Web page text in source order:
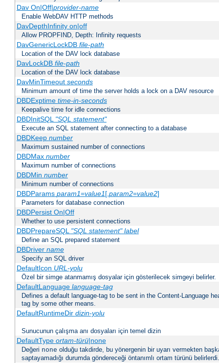
Dav On|Off|provider-name
Enable WebDAV HTTP methods
DavDepthInfinity on|off
Allow PROPFIND, Depth: Infinity requests
DavGenericLockDB file-path
Location of the DAV lock database
DavLockDB file-path
Location of the DAV lock database
DavMinTimeout seconds
Minimum amount of time the server holds a lock on a DAV resource
DBDExptime time-in-seconds
Keepalive time for idle connections
DBDInitSQL "SQL statement"
Execute an SQL statement after connecting to a database
DBDKeep number
Maximum sustained number of connections
DBDMax number
Maximum number of connections
DBDMin number
Minimum number of connections
DBDParams param1=value1[,param2=value2]
Parameters for database connection
DBDPersist On|Off
Whether to use persistent connections
DBDPrepareSQL "SQL statement" label
Define an SQL prepared statement
DBDriver name
Specify an SQL driver
DefaultIcon URL-yolu
Özel bir simge atanmamış dosyalar için gösterilecek simgeyi belirler.
DefaultLanguage language-tag
Defines a default language-tag to be sent in the Content-Language
tag by some other means.
DefaultRuntimeDir dizin-yolu
Sunucunun çalışma anı dosyaları için temel dizin
DefaultType ortam-türü|none
Değeri none olduğu takdirde, bu yönergenin bir uyarı vermekten
saptayamadığı durumda göndereceği öntanımlı ortam türünü belirlerdi.